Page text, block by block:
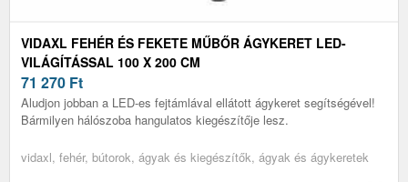
VIDAXL FEHÉR ÉS FEKETE MŰBŐR ÁGYKERET LED-
VILÁGÍTÁSSAL 100 X 200 CM
71 270 Ft
Aludjon jobban a LED-es fejtámlával ellátott ágykeret segítségével!
Bármilyen hálószoba hangulatos kiegészítője lesz.
vidaxl, fehér, bútorok, ágyak és kiegészítők, ágyak és ágykeretek